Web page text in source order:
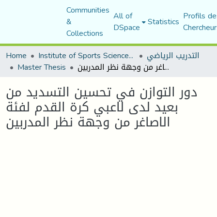
Communities
&
Collections
All of
DSpace Statistics Profils
Home
Institute of Sports Sciences and Techniques التدريب الرياضي
Master Thesis دور التوازن في تحسين التسديد من بعيد لدى لاعبي كرة القدم لفئة الاصاغر من وجهة نظر المدربين
دور التوازن في تحسين التسديد من
بعيد لدى لاعبي كرة القدم لفئة
الاصاغر من وجهة نظر المدربين